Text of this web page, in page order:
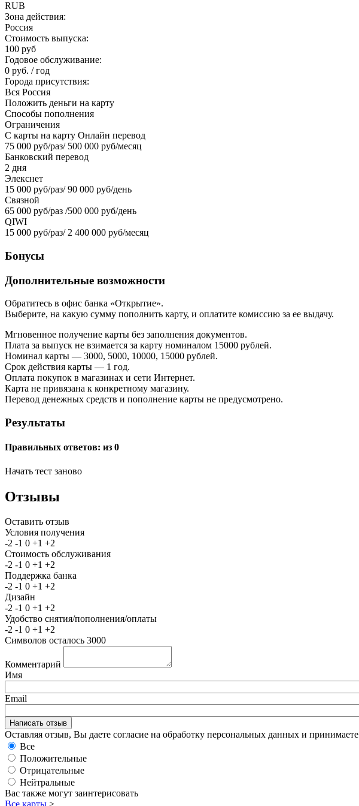
RUB
Зона действия:
Россия
Стоимость выпуска:
100 руб
Годовое обслуживание:
0 руб. / год
Города присутствия:
Вся Россия
Положить деньги на карту
Способы пополнения
Ограничения
С карты на карту Онлайн перевод
75 000 руб/раз/ 500 000 руб/месяц
Банковский перевод
2 дня
Элекснет
15 000 руб/раз/ 90 000 руб/день
Связной
65 000 руб/раз /500 000 руб/день
QIWI
15 000 руб/раз/ 2 400 000 руб/месяц
Бонусы
Дополнительные возможности
Обратитесь в офис банка «Открытие».
Выберите, на какую сумму пополнить карту, и оплатите комиссию за ее выдачу.
Мгновенное получение карты без заполнения документов.
Плата за выпуск не взимается за карту номиналом 15000 рублей.
Номинал карты — 3000, 5000, 10000, 15000 рублей.
Срок действия карты — 1 год.
Оплата покупок в магазинах и сети Интернет.
Карта не привязана к конкретному магазину.
Перевод денежных средств и пополнение карты не предусмотрено.
Результаты
Правильных ответов: из 0
Начать тест заново
Отзывы
Оставить отзыв
Условия получения
-2 -1 0 +1 +2
Стоимость обслуживания
-2 -1 0 +1 +2
Поддержка банка
-2 -1 0 +1 +2
Дизайн
-2 -1 0 +1 +2
Удобство снятия/пополнения/оплаты
-2 -1 0 +1 +2
Символов осталось 3000
Комментарий
Имя
Email
Оставляя отзыв, Вы даете согласие на обработку персональных данных и принимаете
Все
Положительные
Отрицательные
Нейтральные
Вас также могут заинтерисовать